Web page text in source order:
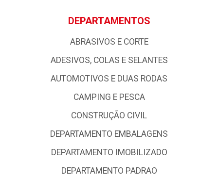
DEPARTAMENTOS
ABRASIVOS E CORTE
ADESIVOS, COLAS E SELANTES
AUTOMOTIVOS E DUAS RODAS
CAMPING E PESCA
CONSTRUÇÃO CIVIL
DEPARTAMENTO EMBALAGENS
DEPARTAMENTO IMOBILIZADO
DEPARTAMENTO PADRAO